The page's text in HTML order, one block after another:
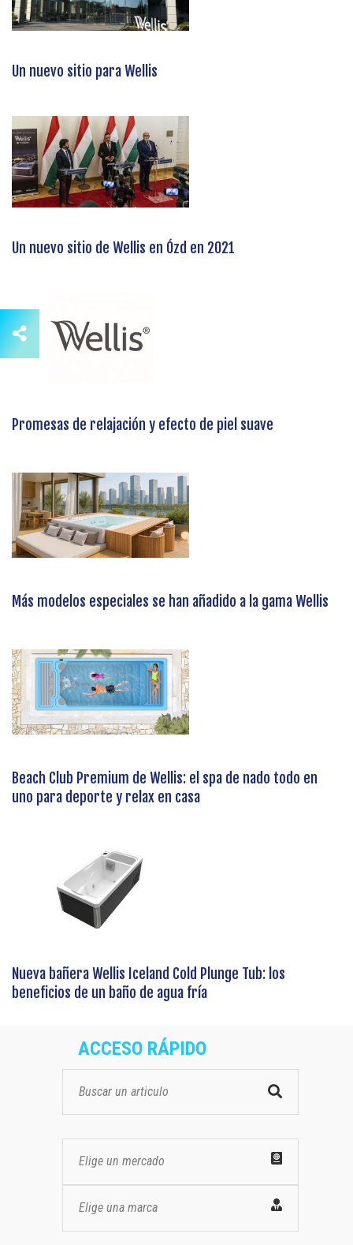
Un nuevo sitio para Wellis
Un nuevo sitio de Wellis en Ózd en 2021
Promesas de relajación y efecto de piel suave
Más modelos especiales se han añadido a la gama Wellis
Beach Club Premium de Wellis: el spa de nado todo en
uno para deporte y relax en casa
Nueva bañera Wellis Iceland Cold Plunge Tub: los
beneficios de un baño de agua fría
ACCESO RÁPIDO
Elige un mercado
Elige una marca